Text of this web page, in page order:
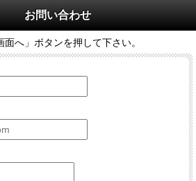
お問い合わせ
へ」ボタンを押して下さい。